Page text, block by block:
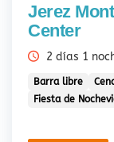
Jerez
Center
2 días 1
Barra libre
Fiesta de